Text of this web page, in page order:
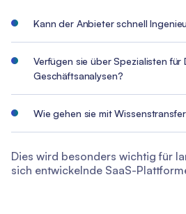
Kann der Anbieter schnell
Verfügen sie über Spezialisten für
Geschäftsanalysen?
Wie gehen sie mit
Dies wird besonders wichtig für
sich entwickelnde SaaS-